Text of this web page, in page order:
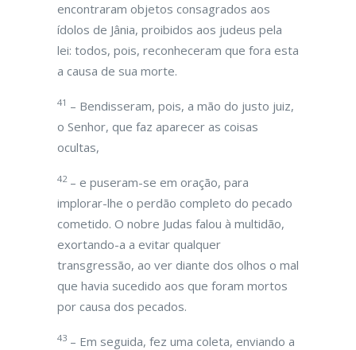
encontraram objetos consagrados aos
ídolos de Jânia, proibidos aos judeus pela
lei: todos, pois, reconheceram que fora esta
a causa de sua morte.
41 – Bendisseram, pois, a mão do justo juiz,
o Senhor, que faz aparecer as coisas
ocultas,
42– e puseram-se em oração, para
implorar-lhe o perdão completo do pecado
cometido. O nobre Judas falou à multidão,
exortando-a a evitar qualquer
transgressão, ao ver diante dos olhos o mal
que havia sucedido aos que foram mortos
por causa dos pecados.
43 – Em seguida, fez uma coleta, enviando a